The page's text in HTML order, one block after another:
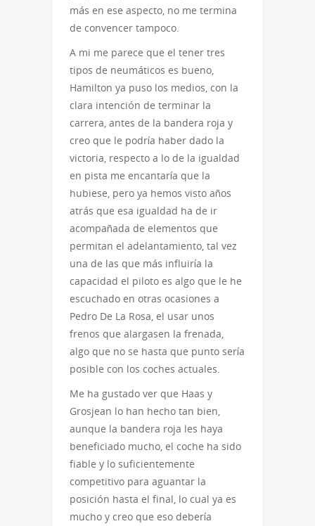
más en ese aspecto, no me termina
de convencer tampoco.
A mi me parece que el tener tres
tipos de neumáticos es bueno,
Hamilton ya puso los medios, con la
clara intención de terminar la
carrera, antes de la bandera roja y
creo que le podría haber dado la
victoria, respecto a lo de la igualdad
en pista me encantaría que la
hubiese, pero ya hemos visto años
atrás que esa igualdad ha de ir
acompañada de elementos que
permitan el adelantamiento, tal vez
una de las que más influiría la
capacidad el piloto es algo que le he
escuchado en otras ocasiones a
Pedro De La Rosa, el usar unos
frenos que alargasen la frenada,
algo que no se hasta que punto sería
posible con los coches actuales.
Me ha gustado ver que Haas y
Grosjean lo han hecho tan bien,
aunque la bandera roja les haya
beneficiado mucho, el coche ha sido
fiable y lo suficientemente
competitivo para aguantar la
posición hasta el final, lo cual ya es
mucho y creo que eso debería